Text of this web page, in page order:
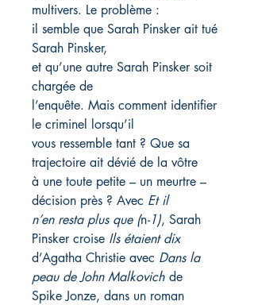
multivers. Le problème :
il semble que Sarah Pinsker ait tué
Sarah Pinsker,
et qu’une autre Sarah Pinsker soit
chargée de
l’enquête. Mais comment identifier
le criminel lorsqu’il
vous ressemble tant ? Que sa
trajectoire ait dévié de la vôtre
à une toute petite – un meurtre –
décision près ? Avec Et il
n’en resta plus que (n-1), Sarah
Pinsker croise Ils étaient dix
d’Agatha Christie avec Dans la
peau de John Malkovich de
Spike Jonze, dans un roman